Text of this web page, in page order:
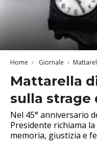
Home Giornale
Mattarella
sulla strage
Nel 45° anniversario
Presidente richiama
memoria, giustizia e